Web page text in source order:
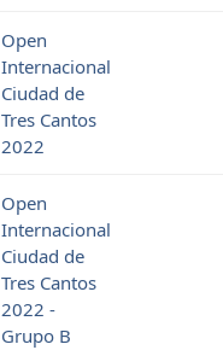
Open
Internacional
Ciudad de
Tres Cantos
2022
Open
Internacional
Ciudad de
Tres Cantos
2022 -
Grupo B